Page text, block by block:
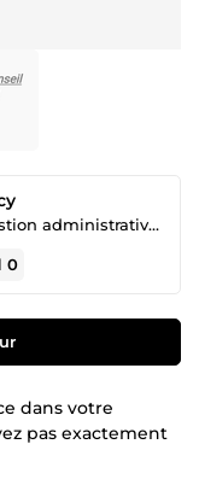
Je prends en charge votre gestion administrative pour vous faire gagner du temps
0
dans votre
pas exactement